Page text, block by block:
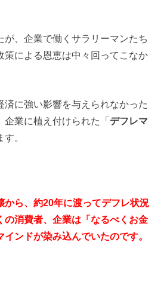
が、企業で働くサラリーマンたち
策による恩恵は中々回ってこなか
済に強い影響を与えられなかった
企業に植え付けられた「デフレマ
。
から、約20年に渡ってデフレ状況
の消費者、企業は「なるべくお金
ンドが染み込んでいたのです。